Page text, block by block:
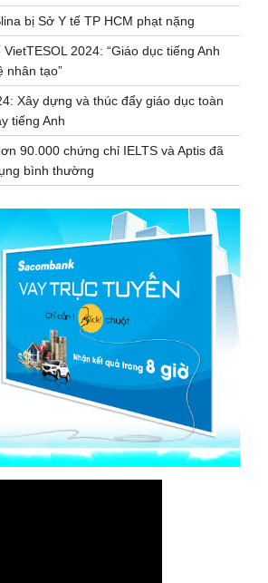
bị Sở Y tế TP HCM phạt nặng
2024: “Giáo dục tiếng Anh
nhân tạo”
Xây dựng và thúc đẩy giáo dục toàn
tiếng Anh
90.000 chứng chỉ IELTS và Aptis đã
bình thường